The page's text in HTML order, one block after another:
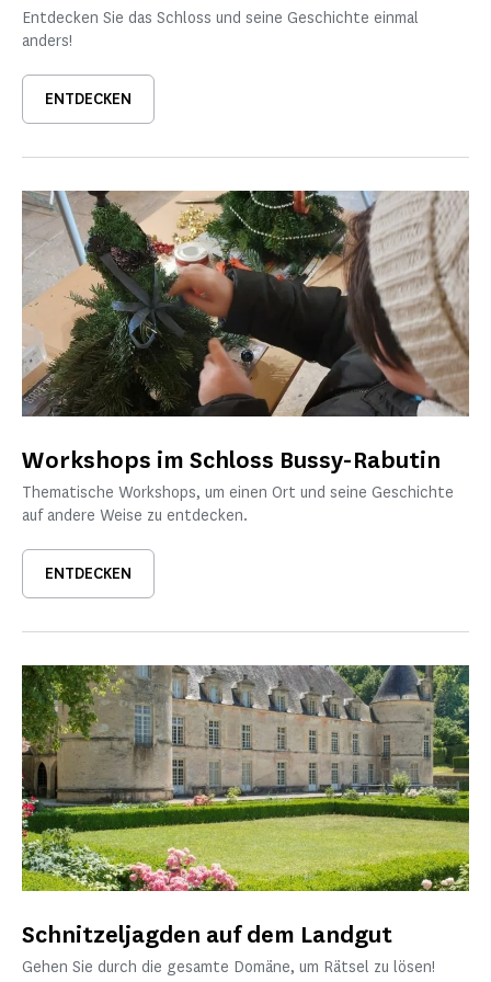
Entdecken Sie das Schloss und seine Geschichte einmal
anders!
ENTDECKEN
Workshops im Schloss Bussy-Rabutin
Thematische Workshops, um einen Ort und seine Geschichte
auf andere Weise zu entdecken.
ENTDECKEN
Schnitzeljagden auf dem Landgut
Gehen Sie durch die gesamte Domäne, um Rätsel zu lösen!